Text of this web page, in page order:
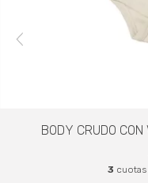
BODY CRUDO
3